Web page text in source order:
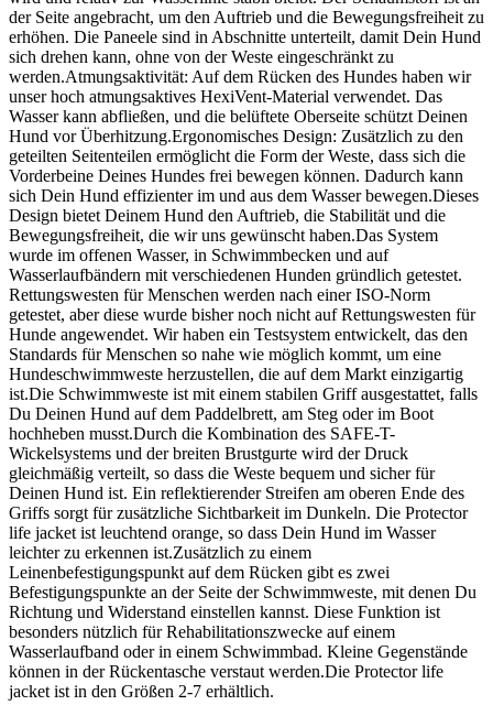
der Seite angebracht, um den Auftrieb und die Bewegungsfreiheit zu
erhöhen. Die Paneele sind in Abschnitte unterteilt, damit Dein Hund
sich drehen kann, ohne von der Weste eingeschränkt zu
werden.Atmungsaktivität: Auf dem Rücken des Hundes haben wir
unser hoch atmungsaktives HexiVent-Material verwendet. Das
Wasser kann abfließen, und die belüftete Oberseite schützt Deinen
Hund vor Überhitzung.Ergonomisches Design: Zusätzlich zu den
geteilten Seitenteilen ermöglicht die Form der Weste, dass sich die
Vorderbeine Deines Hundes frei bewegen können. Dadurch kann
sich Dein Hund effizienter im und aus dem Wasser bewegen.Dieses
Design bietet Deinem Hund den Auftrieb, die Stabilität und die
Bewegungsfreiheit, die wir uns gewünscht haben.Das System
wurde im offenen Wasser, in Schwimmbecken und auf
Wasserlaufbändern mit verschiedenen Hunden gründlich getestet.
Rettungswesten für Menschen werden nach einer ISO-Norm
getestet, aber diese wurde bisher noch nicht auf Rettungswesten für
Hunde angewendet. Wir haben ein Testsystem entwickelt, das den
Standards für Menschen so nahe wie möglich kommt, um eine
Hundeschwimmweste herzustellen, die auf dem Markt einzigartig
ist.Die Schwimmweste ist mit einem stabilen Griff ausgestattet, falls
Du Deinen Hund auf dem Paddelbrett, am Steg oder im Boot
hochheben musst.Durch die Kombination des SAFE-T-
Wickelsystems und der breiten Brustgurte wird der Druck
gleichmäßig verteilt, so dass die Weste bequem und sicher für
Deinen Hund ist. Ein reflektierender Streifen am oberen Ende des
Griffs sorgt für zusätzliche Sichtbarkeit im Dunkeln. Die Protector
life jacket ist leuchtend orange, so dass Dein Hund im Wasser
leichter zu erkennen ist.Zusätzlich zu einem
Leinenbefestigungspunkt auf dem Rücken gibt es zwei
Befestigungspunkte an der Seite der Schwimmweste, mit denen Du
Richtung und Widerstand einstellen kannst. Diese Funktion ist
besonders nützlich für Rehabilitationszwecke auf einem
Wasserlaufband oder in einem Schwimmbad. Kleine Gegenstände
können in der Rückentasche verstaut werden.Die Protector life
jacket ist in den Größen 2-7 erhältlich.